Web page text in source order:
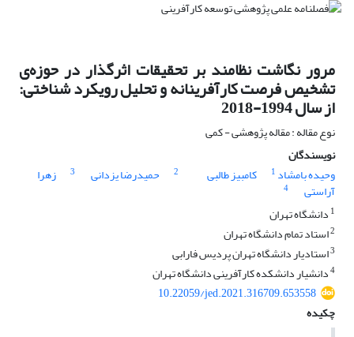
مرور نگاشت نظامند بر تحقیقات اثرگذار در حوزه‌ی
تشخیص فرصت کارآفرینانه و تحلیل رویکرد شناختی:
از سال 1994-2018
نوع مقاله : مقاله پژوهشی - کمی
نویسندگان
وحیده بامشاد 1 کامبیز طالبی 2 حمیدرضا یزدانی 3 زهرا
آراستی
4
1 دانشگاه تهران
2استاد تمام دانشگاه تهران
3استادیار دانشگاه تهران پردیس فارابی
4دانشیار دانشکده کارآفرینی دانشگاه تهران
10.22059/jed.2021.316709.653558
چکیده